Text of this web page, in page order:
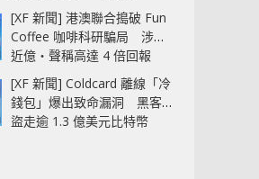
[XF 新聞] 港澳聯合搗破 Fun
Coffee 咖啡科研騙局 涉款
近億‧聲稱高達 4 倍回報
[XF 新聞] Coldcard 離線「冷
錢包」爆出致命漏洞 黑客已
盜走逾 1.3 億美元比特幣